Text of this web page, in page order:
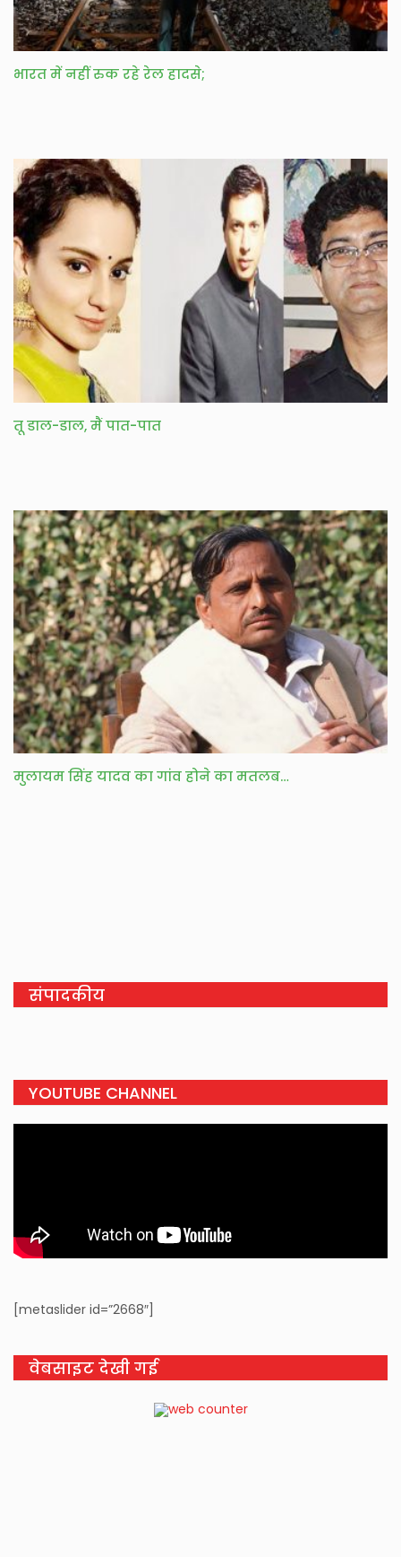
भारत में नहीं रुक रहे रेल हादसे;
तू डाल-डाल, मैं पात-पात
मुलायम सिंह यादव का गांव होने का मतलब…
संपादकीय
YOUTUBE CHANNEL
[metaslider id=”2668″]
वेबसाइट देखी गई